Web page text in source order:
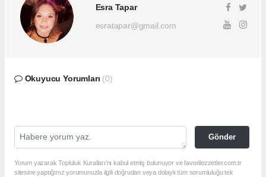
Esra Tapar
esratapar@gmail.com
Okuyucu Yorumları (0)
Gönder
Yorum yazarak Topluluk Kuralları’nı kabul etmiş bulunuyor ve favorilezzetler.com.tr
sitesine yaptığınız yorumunuzla ilgili doğrudan veya dolaylı tüm sorumluluğu tek